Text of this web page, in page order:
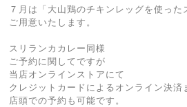
７月は「大山鶏のチキンレッグを使っ
ご用意いたします。
スリランカカレー同様
ご予約に関してですが
当店オンラインストアにて
クレジットカードによるオンライン決済
店頭での予約も可能です。